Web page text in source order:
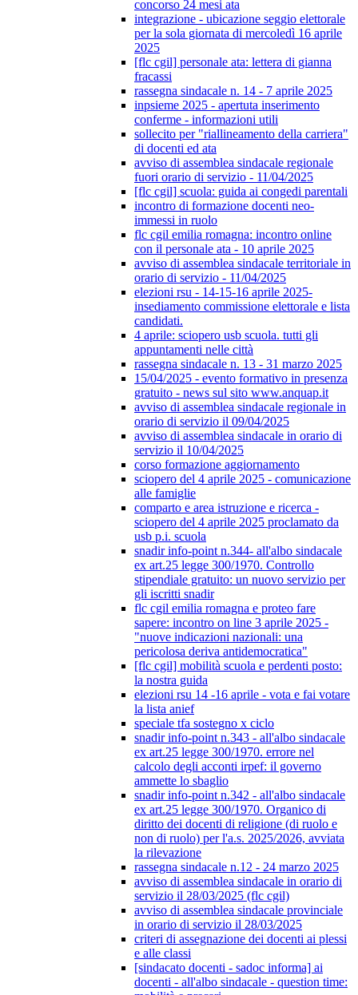
concorso 24 mesi ata
integrazione - ubicazione seggio elettorale
per la sola giornata di mercoledì 16 aprile
2025
[flc cgil] personale ata: lettera di gianna
fracassi
rassegna sindacale n. 14 - 7 aprile 2025
inpsieme 2025 - apertuta inserimento
conferme - informazioni utili
sollecito per "riallineamento della carriera"
di docenti ed ata
avviso di assemblea sindacale regionale
fuori orario di servizio - 11/04/2025
[flc cgil] scuola: guida ai congedi parentali
incontro di formazione docenti neo-
immessi in ruolo
flc cgil emilia romagna: incontro online
con il personale ata - 10 aprile 2025
avviso di assemblea sindacale territoriale in
orario di servizio - 11/04/2025
elezioni rsu - 14-15-16 aprile 2025-
insediamento commissione elettorale e lista
candidati.
4 aprile: sciopero usb scuola. tutti gli
appuntamenti nelle città
rassegna sindacale n. 13 - 31 marzo 2025
15/04/2025 - evento formativo in presenza
gratuito - news sul sito www.anquap.it
avviso di assemblea sindacale regionale in
orario di servizio il 09/04/2025
avviso di assemblea sindacale in orario di
servizio il 10/04/2025
corso formazione aggiornamento
sciopero del 4 aprile 2025 - comunicazione
alle famiglie
comparto e area istruzione e ricerca -
sciopero del 4 aprile 2025 proclamato da
usb p.i. scuola
snadir info-point n.344- all'albo sindacale
ex art.25 legge 300/1970. Controllo
stipendiale gratuito: un nuovo servizio per
gli iscritti snadir
flc cgil emilia romagna e proteo fare
sapere: incontro on line 3 aprile 2025 -
"nuove indicazioni nazionali: una
pericolosa deriva antidemocratica"
[flc cgil] mobilità scuola e perdenti posto:
la nostra guida
elezioni rsu 14 -16 aprile - vota e fai votare
la lista anief
speciale tfa sostegno x ciclo
snadir info-point n.343 - all'albo sindacale
ex art.25 legge 300/1970. errore nel
calcolo degli acconti irpef: il governo
ammette lo sbaglio
snadir info-point n.342 - all'albo sindacale
ex art.25 legge 300/1970. Organico di
diritto dei docenti di religione (di ruolo e
non di ruolo) per l'a.s. 2025/2026, avviata
la rilevazione
rassegna sindacale n.12 - 24 marzo 2025
avviso di assemblea sindacale in orario di
servizio il 28/03/2025 (flc cgil)
avviso di assemblea sindacale provinciale
in orario di servizio il 28/03/2025
criteri di assegnazione dei docenti ai plessi
e alle classi
[sindacato docenti - sadoc informa] ai
docenti - all'albo sindacale - question time: